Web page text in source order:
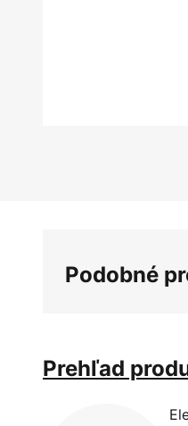
obrázkov
Podobné
Prehľad